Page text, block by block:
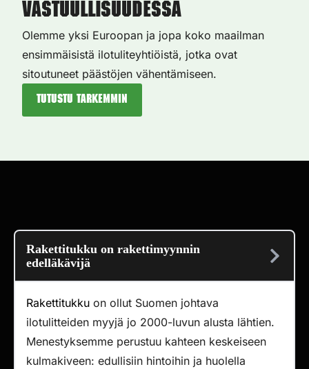
vastuullisuudessa
Olemme yksi Euroopan ja jopa koko maailman
ensimmäisistä ilotuliteyhtiöistä, jotka ovat
sitoutuneet päästöjen vähentämiseen.
Tutustu tarkemmin
Rakettitukku on rakettimyynnin
edelläkävijä
Rakettitukku on ollut Suomen johtava
ilotulitteiden myyjä jo 2000-luvun alusta lähtien.
Menestyksemme perustuu kahteen keskeiseen
kulmakiveen: edullisiin hintoihin ja huolella